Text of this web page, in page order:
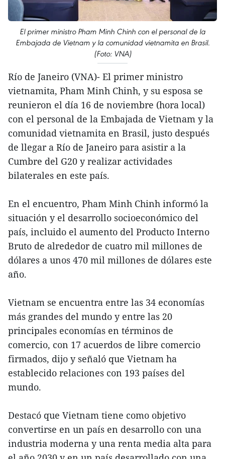
El primer ministro Pham Minh Chinh con el personal de la
Embajada de Vietnam y la comunidad vietnamita en Brasil.
(Foto: VNA)
Río de Janeiro (VNA)- El primer ministro
vietnamita, Pham Minh Chinh, y su esposa se
reunieron el día 16 de noviembre (hora local)
con el personal de la Embajada de Vietnam y la
comunidad vietnamita en Brasil, justo después
de llegar a Río de Janeiro para asistir a la
Cumbre del G20 y realizar actividades
bilaterales en este país.
En el encuentro, Pham Minh Chinh informó la
situación y el desarrollo socioeconómico del
país, incluido el aumento del Producto Interno
Bruto de alrededor de cuatro mil millones de
dólares a unos 470 mil millones de dólares este
año.
Vietnam se encuentra entre las 34 economías
más grandes del mundo y entre las 20
principales economías en términos de
comercio, con 17 acuerdos de libre comercio
firmados, dijo y señaló que Vietnam ha
establecido relaciones con 193 países del
mundo.
Destacó que Vietnam tiene como objetivo
convertirse en un país en desarrollo con una
industria moderna y una renta media alta para